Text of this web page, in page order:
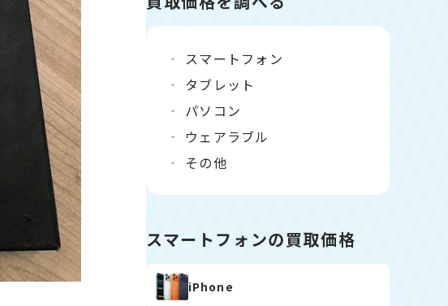
スマートフォン
タブレット
パソコン
ウェアラブル
その他
スマートフォンの買取価格
iPhone